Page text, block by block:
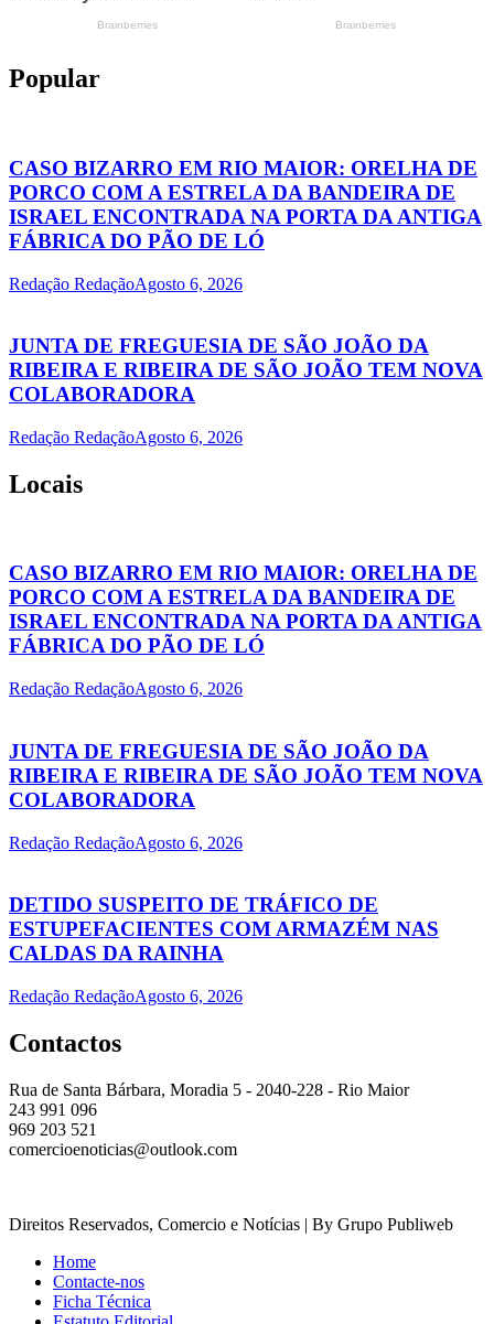
Popular
CASO BIZARRO EM RIO MAIOR: ORELHA DE
PORCO COM A ESTRELA DA BANDEIRA DE
ISRAEL ENCONTRADA NA PORTA DA ANTIGA
FÁBRICA DO PÃO DE LÓ
Redação RedaçãoAgosto 6, 2026
JUNTA DE FREGUESIA DE SÃO JOÃO DA
RIBEIRA E RIBEIRA DE SÃO JOÃO TEM NOVA
COLABORADORA
Redação RedaçãoAgosto 6, 2026
Locais
CASO BIZARRO EM RIO MAIOR: ORELHA DE
PORCO COM A ESTRELA DA BANDEIRA DE
ISRAEL ENCONTRADA NA PORTA DA ANTIGA
FÁBRICA DO PÃO DE LÓ
Redação RedaçãoAgosto 6, 2026
JUNTA DE FREGUESIA DE SÃO JOÃO DA
RIBEIRA E RIBEIRA DE SÃO JOÃO TEM NOVA
COLABORADORA
Redação RedaçãoAgosto 6, 2026
DETIDO SUSPEITO DE TRÁFICO DE
ESTUPEFACIENTES COM ARMAZÉM NAS
CALDAS DA RAINHA
Redação RedaçãoAgosto 6, 2026
Contactos
Rua de Santa Bárbara, Moradia 5 - 2040-228 - Rio Maior
243 991 096
969 203 521
comercioenoticias@outlook.com
Direitos Reservados, Comercio e Notícias | By Grupo Publiweb
Home
Contacte-nos
Ficha Técnica